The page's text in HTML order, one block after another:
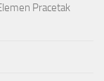
Pracetak